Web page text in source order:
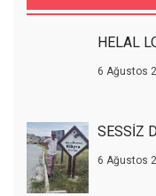
HELAL
6 Ağustos
SESSİZ
6 Ağustos